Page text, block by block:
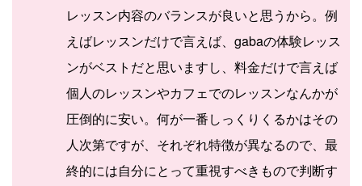
レッスン内容のバランスが良いと思うから。例
えばレッスンだけで言えば、gabaの体験レッス
ンがベストだと思いますし、料金だけで言えば
個人のレッスンやカフェでのレッスンなんかが
圧倒的に安い。何が一番しっくりくるかはその
人次第ですが、それぞれ特徴が異なるので、最
終的には自分にとって重視すべきもので判断す